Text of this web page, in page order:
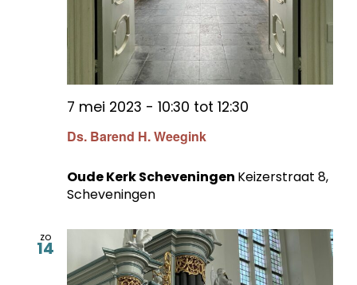
Ds. Barend H. Weegink
7 mei 2023 - 10:30 tot 12:30
Oude Kerk Scheveningen Keizerstraat 8,
Scheveningen
zo
14